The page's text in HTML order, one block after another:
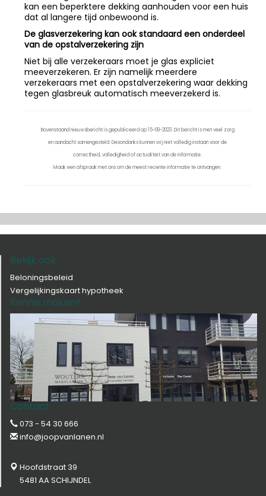
kan een beperktere dekking aanhouden voor een huis
dat al langere tijd onbewoond is.
De glasverzekering kan ook standaard een onderdeel
van de opstalverzekering zijn
Niet bij alle verzekeraars moet je glas expliciet
meeverzekeren. Er zijn namelijk meerdere
verzekeraars met een opstalverzekering waar dekking
tegen glasbreuk automatisch meeverzekerd is.
Bovenstaand nieuwsbericht is gepubliceerd op 15-09-2023. Dit bericht is met veel zorg
en aandacht samengesteld. Desondanks kunnen wij niet volledig instaan voor de
correctheid, volledigheid of actualiteit van de informatie.
Maak een afspraak met ons om de meest recente informatie te ontvangen.
Bekijk ook
Beloningsbeleid
Vergelijkingskaart hypotheek
Kennis maken?
Contact
073 - 54 30 666
info@joopvanlanen.nl
Hoofdstraat 39
5481 AA SCHIJNDEL